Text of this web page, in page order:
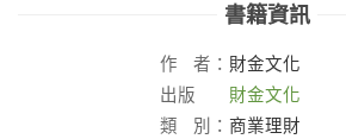
書籍資訊
作 者： 財金文化
出版
社：
財金文化
類
別： 商業理財